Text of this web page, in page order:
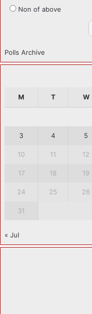
Non of above
Polls Archive
M T W
3 4 5
10 11 12
17 18 19
24 25 26
31
« Jul